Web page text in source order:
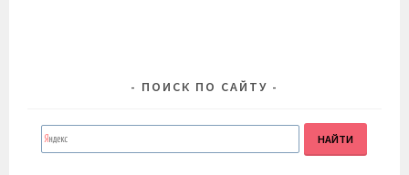
ПОИСК ПО САЙТУ